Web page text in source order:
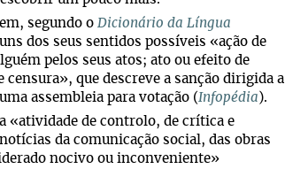
segundo o Dicionário da Língua
dos seus sentidos possíveis «ação de
pelos seus atos; ato ou efeito de
que descreve a sanção dirigida a
assembleia para votação (Infopédia ).
«atividade de controlo, de crítica e
da comunicação social, das obras
nocivo ou inconveniente»